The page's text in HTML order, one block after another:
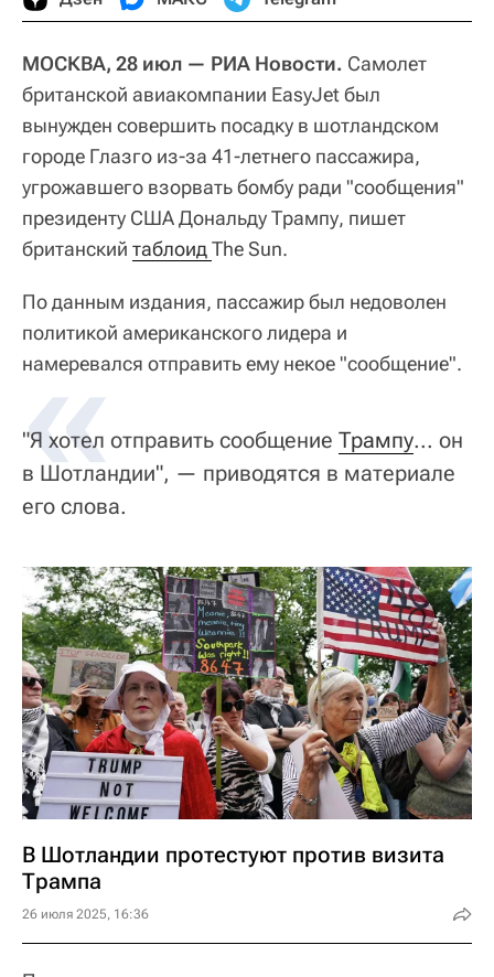
МОСКВА, 28 июл — РИА Новости. Самолет
британской авиакомпании EasyJet был
вынужден совершить посадку в шотландском
городе Глазго из-за 41-летнего пассажира,
угрожавшего взорвать бомбу ради "сообщения"
президенту США Дональду Трампу, пишет
британский таблоид The Sun.
По данным издания, пассажир был недоволен
политикой американского лидера и
намеревался отправить ему некое "сообщение".
«
"Я хотел отправить сообщение Трампу... он
в Шотландии", — приводятся в материале
его слова.
В Шотландии протестуют против визита
Трампа
26 июля 2025, 16:36